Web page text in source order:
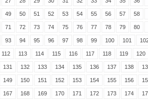
49 50 51 52 53 54 55 56 57 58
71 72 73 74 75 76 77 78 79 80
93 94 95 96 97 98 99 100 101
112 113 114 115 116 117 118 119 120
131 132 133 134 135 136 137 138
149 150 151 152 153 154 155 156
167 168 169 170 171 172 173 174